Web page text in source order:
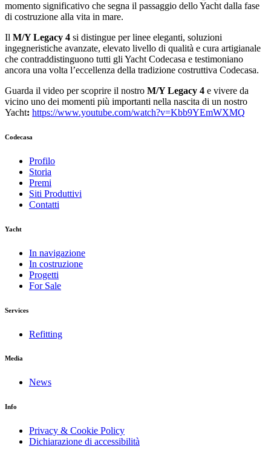
momento significativo che segna il passaggio dello Yacht dalla fase
di costruzione alla vita in mare.
Il M/YLegacy 4 si distingue per linee eleganti, soluzioni
ingegneristiche avanzate, elevato livello di qualità e cura artigianale
che contraddistinguono tutti gli Yacht Codecasa e testimoniano
ancora una volta l’eccellenza della tradizione costruttiva Codecasa.
Guarda il video per scoprire il nostro M/YLegacy 4 e vivere da
vicino uno dei momenti più importanti nella nascita di un nostro
Yacht: https://www.youtube.com/watch?v=Kbb9YEmWXMQ
Codecasa
Profilo
Storia
Premi
Siti Produttivi
Contatti
Yacht
In navigazione
In costruzione
Progetti
For Sale
Services
Refitting
Media
News
Info
Privacy & Cookie Policy
Dichiarazione di accessibilità